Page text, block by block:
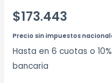
$173.443
Precio sin impuestos
Hasta en 6 cuotas o
bancaria